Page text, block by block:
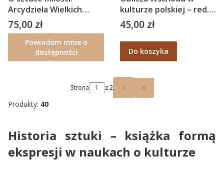
Arcydzieła Wielkich
Myślicieli – Erich Fromm
Cena
75,00 zł
Powiadom mnie o
dostępności
kulturze polskiej – red.
Grzegorz Kotlarski,
Marek Figura
Cena
45,00 zł
Do koszyka
Strona z 2
Przejdź do ostatniej
Produkty: 40
Historia sztuki – książka formą
ekspresji w naukach o kulturze